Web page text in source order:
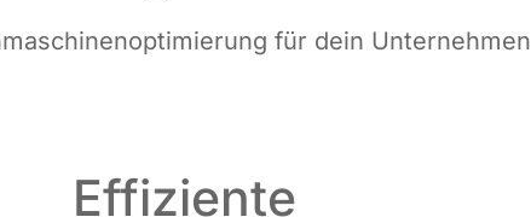
für dein Unternehmen
Effiziente